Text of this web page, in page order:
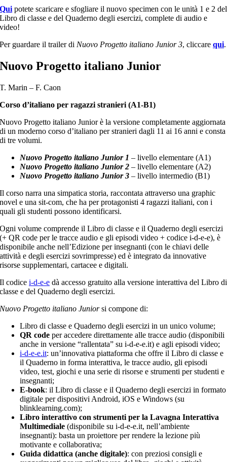
Qui potete scaricare e sfogliare il nuovo specimen con le unità 1 e 2 del
Libro di classe e del Quaderno degli esercizi, complete di audio e
video!
Per guardare il trailer di Nuovo Progetto italiano Junior 3, cliccarequi.
Nuovo Progetto italiano Junior
T. Marin – F. Caon
Corso d’italiano per ragazzi stranieri (A1-B1)
Nuovo Progetto italiano Junior è la versione completamente aggiornata
di un moderno corso d’italiano per stranieri dagli 11 ai 16 anni e consta
di tre volumi.
Nuovo Progetto italiano Junior 1 – livello elementare (A1)
Nuovo Progetto italiano Junior 2 – livello elementare (A2)
Nuovo Progetto italiano Junior 3 – livello intermedio (B1)
Il corso narra una simpatica storia, raccontata attraverso una graphic
novel e una sit-com, che ha per protagonisti 4 ragazzi italiani, con i
quali gli studenti possono identificarsi.
Ogni volume comprende il Libro di classe e il Quaderno degli esercizi
(+ QR code per le tracce audio e gli episodi video + codice i-d-e-e), è
disponibile anche nell’Edizione per insegnanti (con le chiavi delle
attività e degli esercizi sovrimpresse) ed è integrato da innovative
risorse supplementari, cartacee e digitali.
Il codicei-d-e-e dà accesso gratuito alla versione interattiva del Libro di
classe e del Quaderno degli esercizi.
Nuovo Progetto italiano Juniorsi compone di:
Libro di classe e Quaderno degli esercizi in un unico volume;
QR code per accedere direttamente alle tracce audio (disponibili
anche in versione “rallentata” su i-d-e-e.it) e agli episodi video;
i-d-e-e.it: un’innovativa piattaforma che offre il Libro di classe e
il Quaderno in forma interattiva, le tracce audio, gli episodi
video, test, giochi e una serie di risorse e strumenti per studenti e
insegnanti;
E-book: il Libro di classe e il Quaderno degli esercizi in formato
digitale per dispositivi Android, iOS e Windows (su
blinklearning.com);
Libro interattivo con strumenti per la Lavagna Interattiva
Multimediale (disponibile su i-d-e-e.it, nell’ambiente
insegnanti): basta un proiettore per rendere la lezione più
motivante e collaborativa;
Guida didattica (anche digitale): con preziosi consigli e